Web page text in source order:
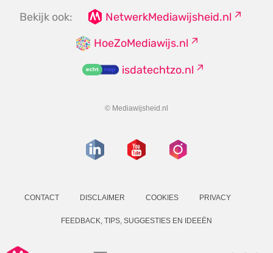
Bekijk ook:
NetwerkMediawijsheid.nl
HoeZoMediawijs.nl
isdatechtzo.nl
© Mediawijsheid.nl
CONTACT DISCLAIMER COOKIES PRIVACY
FEEDBACK, TIPS, SUGGESTIES EN IDEEËN